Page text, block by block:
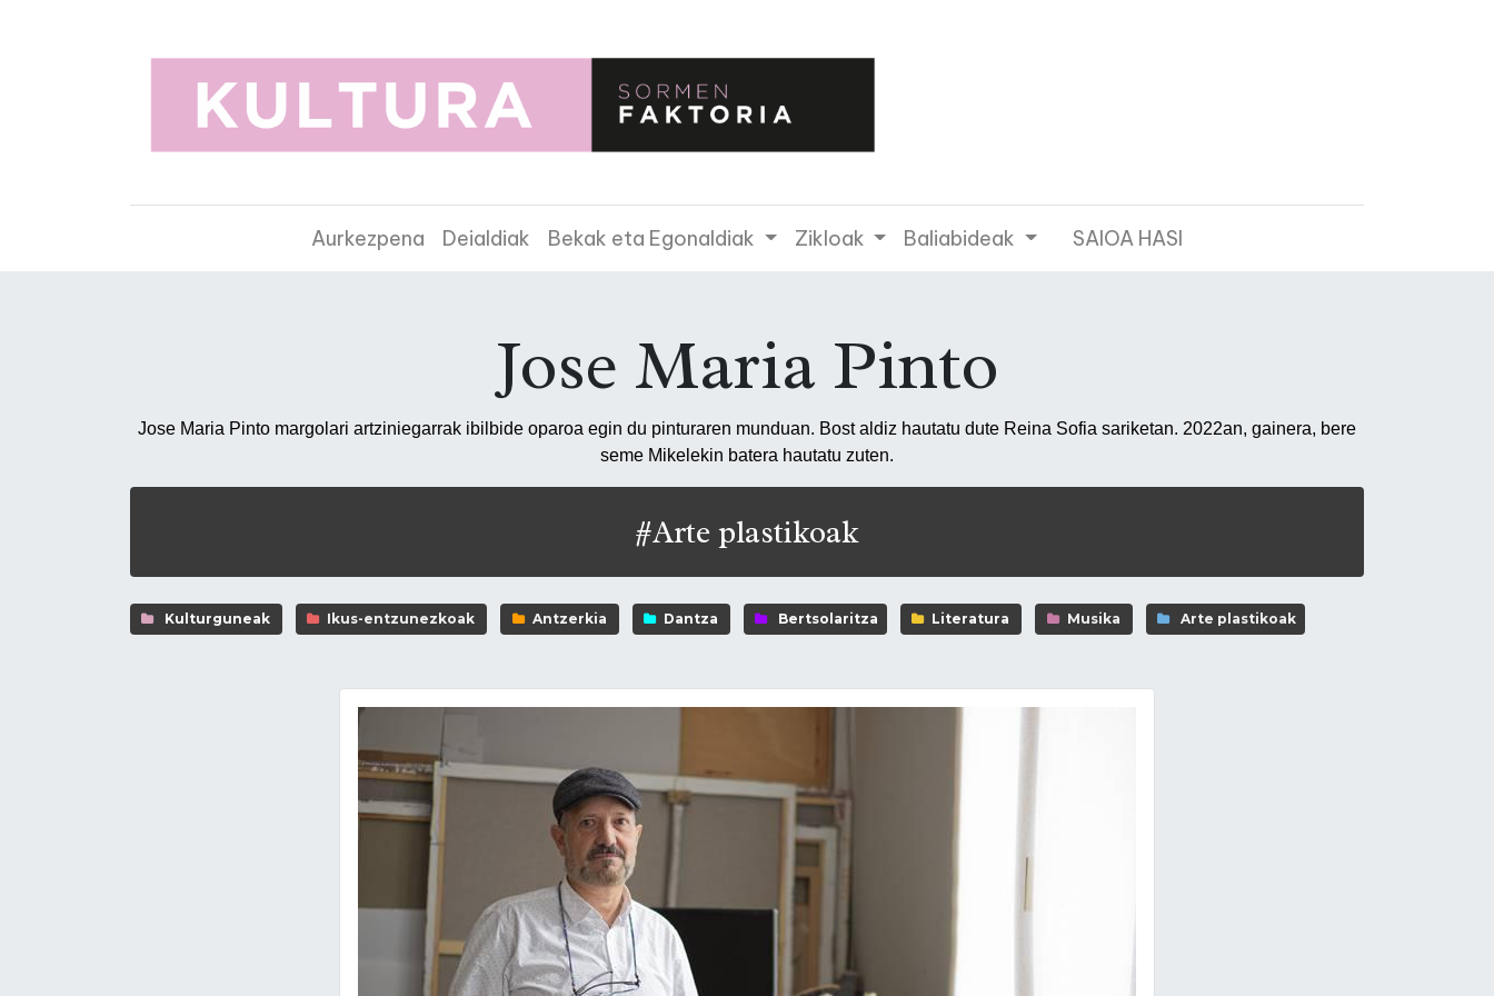
Aurkezpena Deialdiak Bekak eta Egonaldiak Zikloak Baliabideak SAIOA HASI
Jose Maria Pinto
Jose Maria Pinto margolari artziniegarrak ibilbide oparoa egin du pinturaren munduan. Bost aldiz hautatu dute Reina Sofia sariketan. 2022an, gainera, bere
seme Mikelekin batera hautatu zuten.
#Arte plastikoak
Kulturguneak Ikus-entzunezkoak Antzerkia Dantza Bertsolaritza Literatura Musika Arte plastikoak